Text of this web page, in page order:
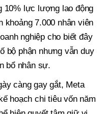
10% lực lượng lao động
khoảng 7.000 nhân viên
nghiệp cho biết đây
bộ phận nhưng vẫn duy
bổ nhân sự.
càng gay gắt, Meta
hoạch chi tiêu vốn năm